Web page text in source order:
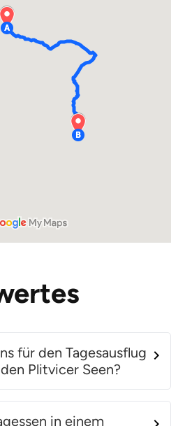
für den Tagesausflug
Plitvicer Seen?
in einem